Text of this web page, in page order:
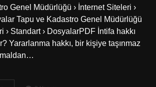
Genel Müdürlüğü › İnternet Siteleri ›
Tapu ve Kadastro Genel Müdürlüğü
› Standart › DosyalarPDF İntifa hakkı
Yararlanma hakkı, bir kişiye taşınmaz
maldan…